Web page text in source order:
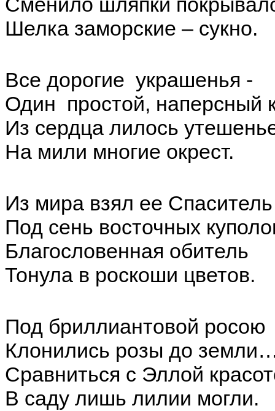
Шелка заморские – сукно.
Все дорогие украшенья -
Один простой, наперсный
Из сердца лилось
На мили многие окрест.
Из мира взял ее Спаситель
Под сень восточных
Благословенная обитель
Тонула в роскоши цветов.
Под бриллиантовой росою
Клонились розы до
Сравниться с Эллой
В саду лишь лилии могли.